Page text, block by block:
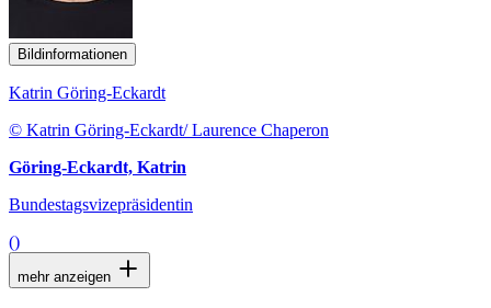
Bildinformationen
Katrin Göring-Eckardt
© Katrin Göring-Eckardt/ Laurence Chaperon
Göring-Eckardt, Katrin
Bundestagsvizepräsidentin
()
mehr anzeigen